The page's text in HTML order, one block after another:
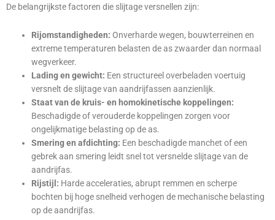
De belangrijkste factoren die slijtage versnellen zijn:
Rijomstandigheden: Onverharde wegen, bouwterreinen en
extreme temperaturen belasten de as zwaarder dan normaal
wegverkeer.
Lading en gewicht: Een structureel overbeladen voertuig
versnelt de slijtage van aandrijfassen aanzienlijk.
Staat van de kruis- en homokinetische koppelingen:
Beschadigde of verouderde koppelingen zorgen voor
ongelijkmatige belasting op de as.
Smering en afdichting: Een beschadigde manchet of een
gebrek aan smering leidt snel tot versnelde slijtage van de
aandrijfas.
Rijstijl: Harde acceleraties, abrupt remmen en scherpe
bochten bij hoge snelheid verhogen de mechanische belasting
op de aandrijfas.